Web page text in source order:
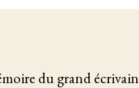
du grand écrivain